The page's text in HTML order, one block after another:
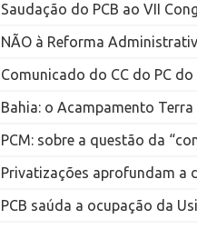
Saudação do PCB ao VII
NÃO à Reforma
Comunicado do CC do PC do
Bahia: o Acampamento Terra
PCM: sobre a questão da
Privatizações aprofundam a
PCB saúda a ocupação da